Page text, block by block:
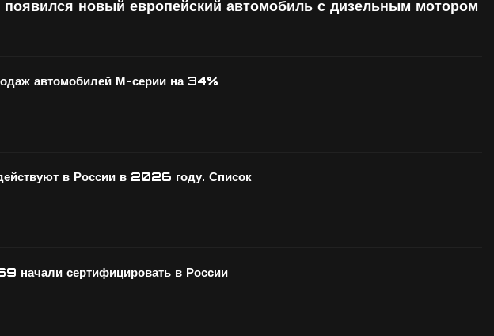
новый европейский автомобиль с дизельным мотором
автомобилей М-серии на 34%
в России в 2026 году. Список
начали сертифицировать в России